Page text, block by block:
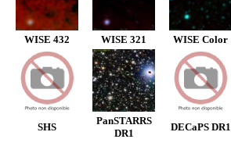
WISE 432 WISE 321 WISE Color
SHS
PanSTARRS
DR1
DECaPS DR1